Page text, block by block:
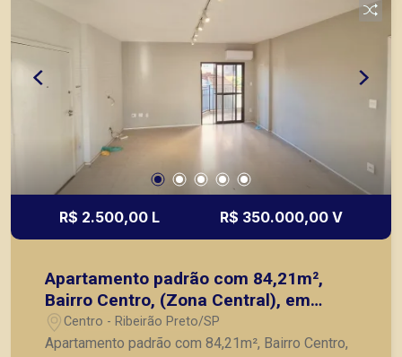
R$ 2.500,00 L R$ 350.000,00 V
Apartamento padrão com 84,21m²,
Bairro Centro, (Zona Central), em
Ribeirão Preto/SP.
Centro - Ribeirão Preto/SP
Apartamento padrão com 84,21m², Bairro Centro,